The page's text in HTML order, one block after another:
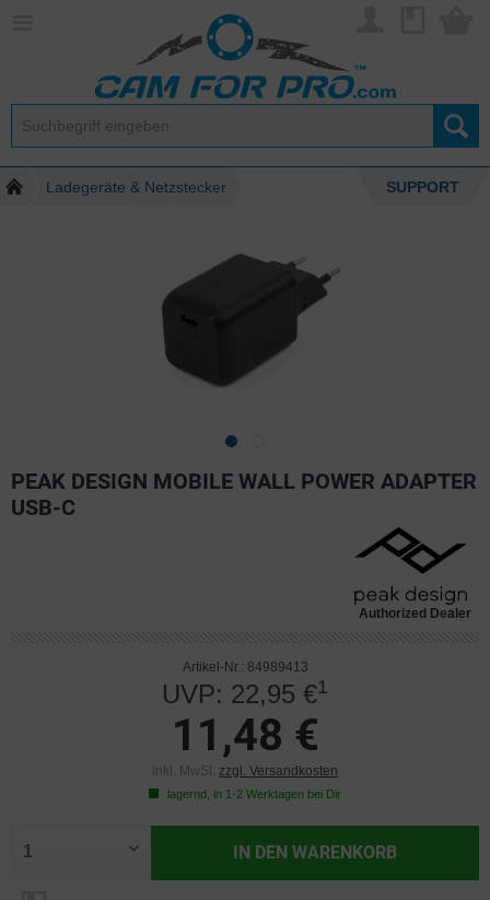
Ladegeräte & Netzstecker SUPPORT
PEAK DESIGN MOBILE WALL POWER ADAPTER
USB-C
Authorized Dealer
Artikel-Nr.: 84989413
UVP: 22,95 €1
11,48 €
inkl. MwSt. zzgl. Versandkosten
lagernd, in 1-2 Werktagen bei Dir
IN DEN WARENKORB